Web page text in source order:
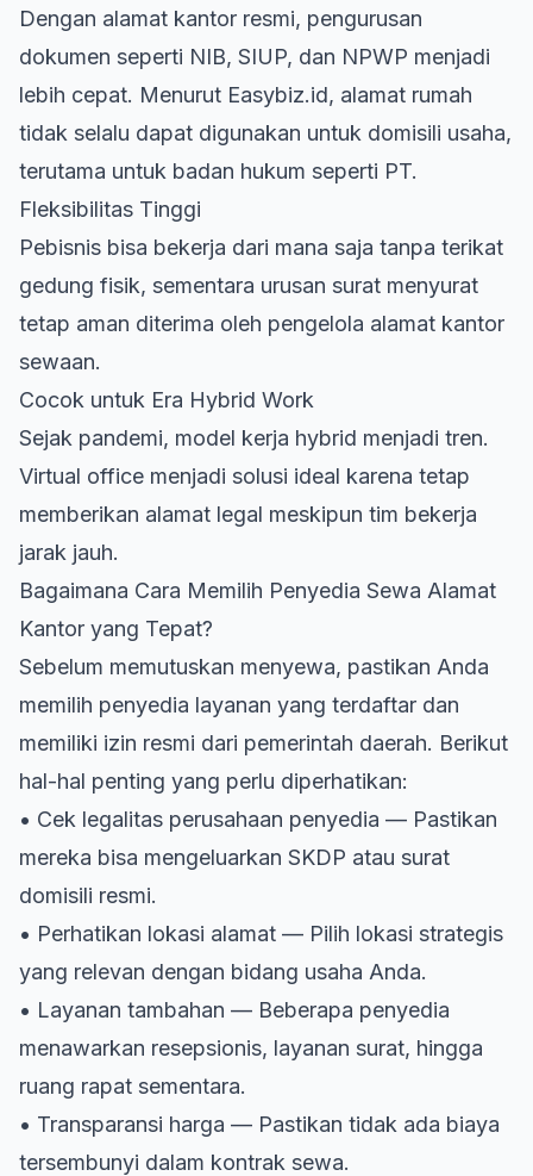
Dengan alamat kantor resmi, pengurusan
dokumen seperti NIB, SIUP, dan NPWP menjadi
lebih cepat. Menurut Easybiz.id, alamat rumah
tidak selalu dapat digunakan untuk domisili usaha,
terutama untuk badan hukum seperti PT.
Fleksibilitas Tinggi
Pebisnis bisa bekerja dari mana saja tanpa terikat
gedung fisik, sementara urusan surat menyurat
tetap aman diterima oleh pengelola alamat kantor
sewaan.
Cocok untuk Era Hybrid Work
Sejak pandemi, model kerja hybrid menjadi tren.
Virtual office menjadi solusi ideal karena tetap
memberikan alamat legal meskipun tim bekerja
jarak jauh.
Bagaimana Cara Memilih Penyedia Sewa Alamat
Kantor yang Tepat?
Sebelum memutuskan menyewa, pastikan Anda
memilih penyedia layanan yang terdaftar dan
memiliki izin resmi dari pemerintah daerah. Berikut
hal-hal penting yang perlu diperhatikan:
• Cek legalitas perusahaan penyedia — Pastikan
mereka bisa mengeluarkan SKDP atau surat
domisili resmi.
• Perhatikan lokasi alamat — Pilih lokasi strategis
yang relevan dengan bidang usaha Anda.
• Layanan tambahan — Beberapa penyedia
menawarkan resepsionis, layanan surat, hingga
ruang rapat sementara.
• Transparansi harga — Pastikan tidak ada biaya
tersembunyi dalam kontrak sewa.